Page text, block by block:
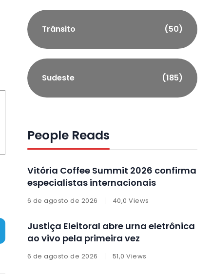
Trânsito (50)
Sudeste (185)
People Reads
Vitória Coffee Summit 2026 confirma
especialistas internacionais
6 de agosto de 2026 40,0 Views
Justiça Eleitoral abre urna eletrônica
ao vivo pela primeira vez
6 de agosto de 2026 51,0 Views